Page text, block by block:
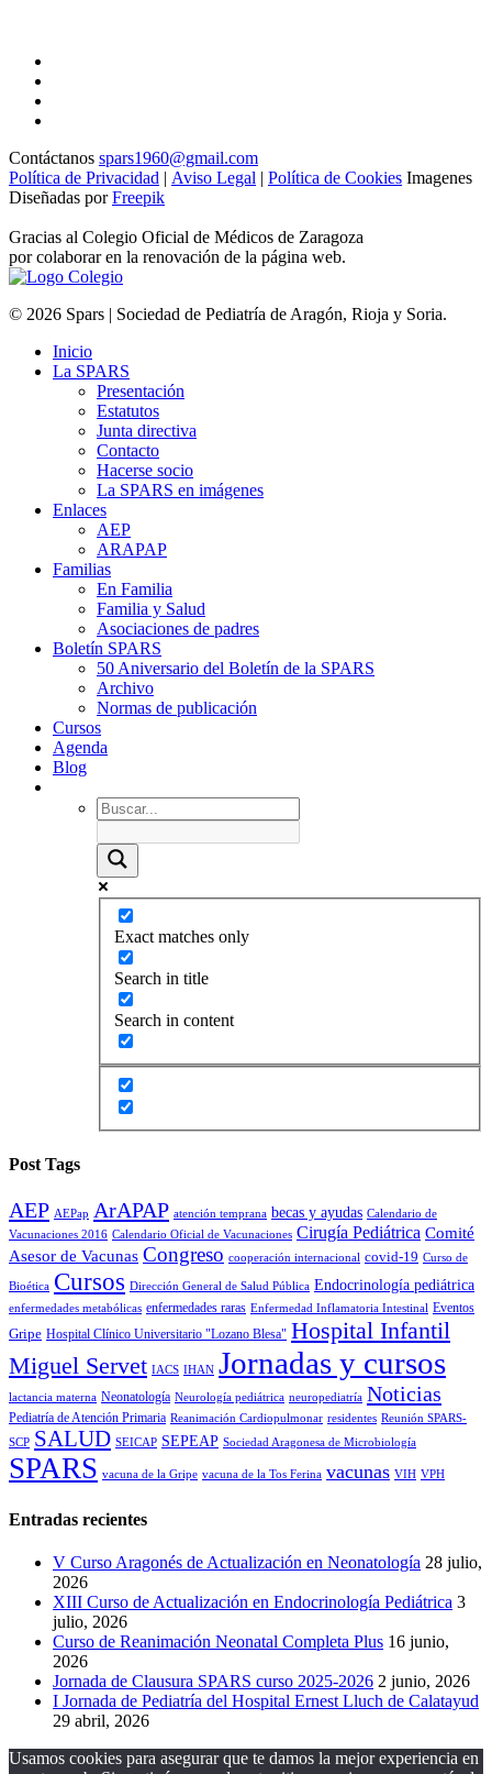
Contáctanos spars1960@gmail.com
Política de Privacidad | Aviso Legal | Política de Cookies Imagenes
Diseñadas porFreepik
Gracias al Colegio Oficial de Médicos de Zaragoza
por colaborar en la renovación de la página web.
© 2026 Spars | Sociedad de Pediatría de Aragón, Rioja y Soria.
Inicio
La SPARS
Presentación
Estatutos
Junta directiva
Contacto
Hacerse socio
La SPARS en imágenes
Enlaces
AEP
ARAPAP
Familias
En Familia
Familia y Salud
Asociaciones de padres
Boletín SPARS
50 Aniversario del Boletín de la SPARS
Archivo
Normas de publicación
Cursos
Agenda
Blog
Exact matches only
Search in title
Search in content
Post Tags
AEP AEPap ArAPAP atención temprana becas y ayudas Calendario de
Vacunaciones 2016 Calendario Oficial de Vacunaciones Cirugía Pediátrica Comité
Asesor de Vacunas Congreso cooperación internacional covid-19 Curso de
Bioética Cursos Dirección General de Salud Pública Endocrinología pediátrica
enfermedades metabólicas enfermedades raras Enfermedad Inflamatoria Intestinal Eventos
Gripe Hospital Clínico Universitario "Lozano Blesa" Hospital Infantil
Miguel Servet IACS IHAN Jornadas y cursos
lactancia materna Neonatología Neurología pediátrica neuropediatría Noticias
Pediatría de Atención Primaria Reanimación Cardiopulmonar residentes Reunión SPARS-
SCP SALUD SEICAP SEPEAP Sociedad Aragonesa de Microbiología
SPARS vacuna de la Gripe vacuna de la Tos Ferina vacunas VIH VPH
Entradas recientes
V Curso Aragonés de Actualización en Neonatología 28 julio,
2026
XIII Curso de Actualización en Endocrinología Pediátrica 3
julio, 2026
Curso de Reanimación Neonatal Completa Plus 16 junio,
2026
Jornada de Clausura SPARS curso 2025-2026 2 junio, 2026
I Jornada de Pediatría del Hospital Ernest Lluch de Calatayud
29 abril, 2026
Usamos cookies para asegurar que te damos la mejor experiencia en